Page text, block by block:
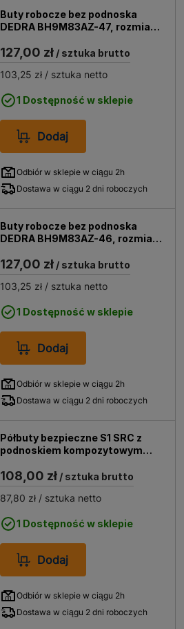
Buty robocze bez podnoska
DEDRA BH9M83AZ-47, rozmiar
127,00 zł / sztuka brutto
103,25 zł / sztuka netto
1 Dostępność w sklepie
Dodaj
Odbiór w sklepie w ciągu 2h
Dostawa w ciągu 2 dni roboczych
Buty robocze bez podnoska
DEDRA BH9M83AZ-46, rozmiar
127,00 zł / sztuka brutto
103,25 zł / sztuka netto
1 Dostępność w sklepie
Dodaj
Odbiór w sklepie w ciągu 2h
Dostawa w ciągu 2 dni roboczych
Półbuty bezpieczne S1 SRC z
podnoskiem kompozytowym
108,00 zł / sztuka brutto
87,80 zł / sztuka netto
1 Dostępność w sklepie
Dodaj
Odbiór w sklepie w ciągu 2h
Dostawa w ciągu 2 dni roboczych